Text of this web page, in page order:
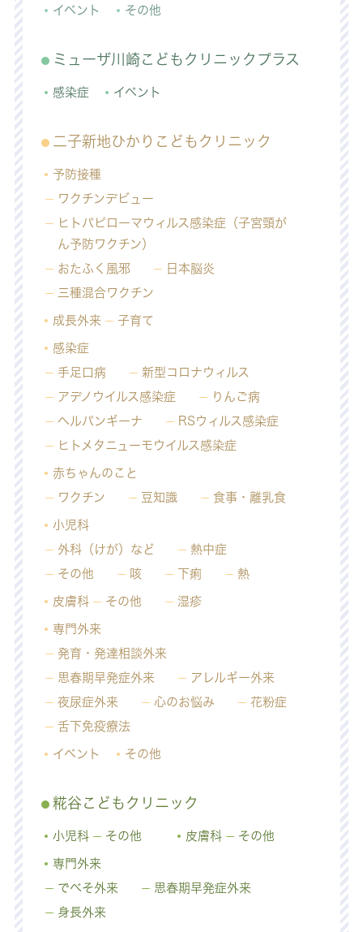
イベント その他
ミューザ川崎こどもクリニックプラス
感染症 イベント
二子新地ひかりこどもクリニック
予防接種
ワクチンデビュー
ヒトパピローマウィルス感染症（子宮頸が
ん予防ワクチン）
おたふく風邪
日本脳炎
三種混合ワクチン
成長外来 子育て
感染症
手足口病
新型コロナウィルス
アデノウイルス感染症
りんご病
ヘルパンギーナ
RSウィルス感染症
ヒトメタニューモウイルス感染症
赤ちゃんのこと
ワクチン
豆知識 食事・離乳食
小児科
外科（けが）など
熱中症
その他
咳 下痢 熱
皮膚科 その他 湿疹
専門外来
発育・発達相談外来
思春期早発症外来
アレルギー外来
夜尿症外来
心のお悩み
花粉症
舌下免疫療法
イベント その他
糀谷こどもクリニック
小児科 その他 皮膚科 その他
専門外来
でべそ外来
思春期早発症外来
身長外来